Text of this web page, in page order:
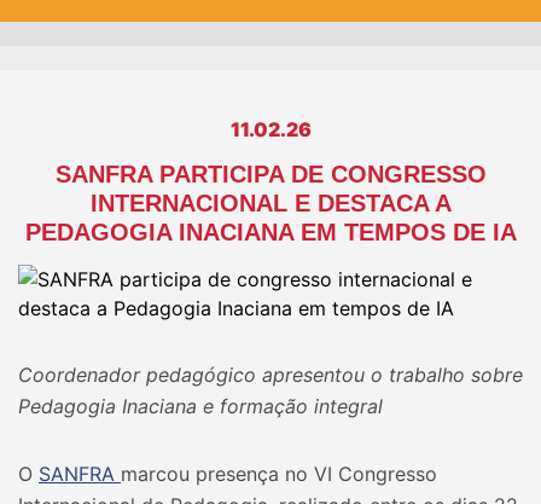
11.02.26
SANFRA PARTICIPA DE CONGRESSO
INTERNACIONAL E DESTACA A
PEDAGOGIA INACIANA EM TEMPOS DE IA
Coordenador pedagógico apresentou o trabalho sobre
Pedagogia Inaciana e formação integral
O SANFRA marcou presença no VI Congresso